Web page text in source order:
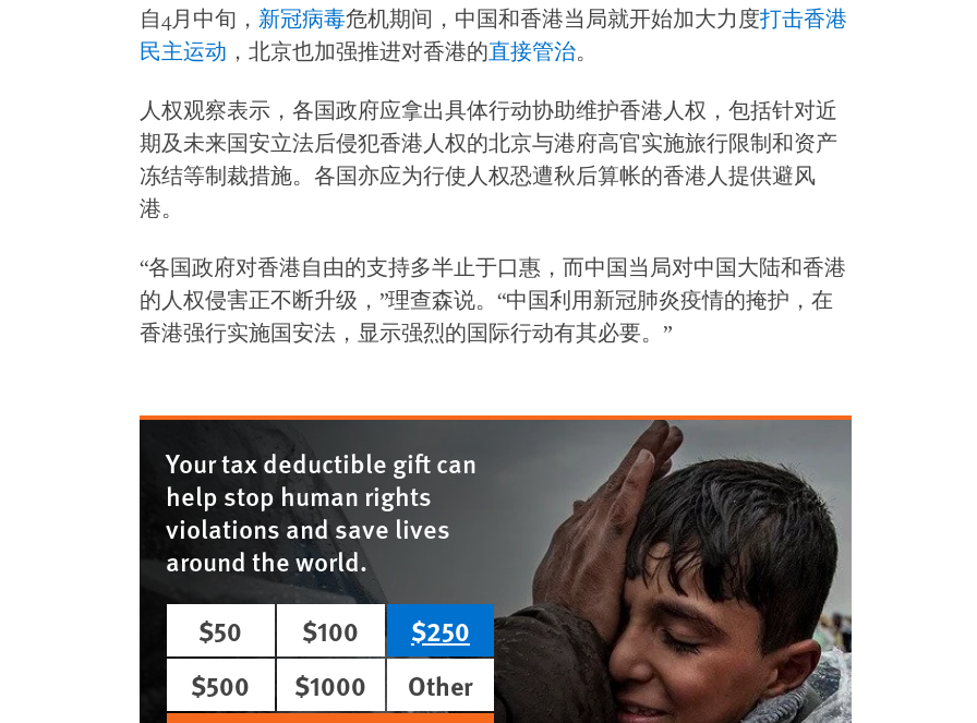
自4月中旬， 新冠病毒危机期间，中国和香港当局就开始加大力度打击香港
民主运动 ，北京也加强推进对香港的直接管治。
人权观察表示，各国政府应拿出具体行动协助维护香港人权，包括针对近
期及未来国安立法后侵犯香港人权的北京与港府高官实施旅行限制和资产
冻结等制裁措施。各国亦应为行使人权恐遭秋后算帐的香港人提供避风
港。
“各国政府对香港自由的支持多半止于口惠，而中国当局对中国大陆和香港
的人权侵害正不断升级，”理查森说。“中国利用新冠肺炎疫情的掩护，在
香港强行实施国安法，显示强烈的国际行动有其必要。”
Your tax deductible gift can
help stop human rights
violations and save lives
around the world.
$50
$100
$250
$500
$1000 Other